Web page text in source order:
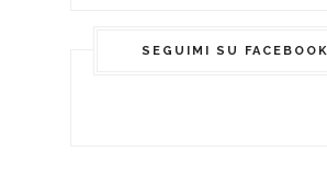
SEGUIMI SU FACEBOOK